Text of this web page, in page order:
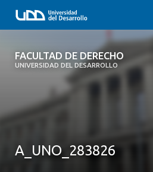
FACULTAD DE DERECHO
UNIVERSIDAD DEL DESARROLLO
FACULTAD DE DERECHO
SOBRE LA FACULTAD
A_UNO_283826